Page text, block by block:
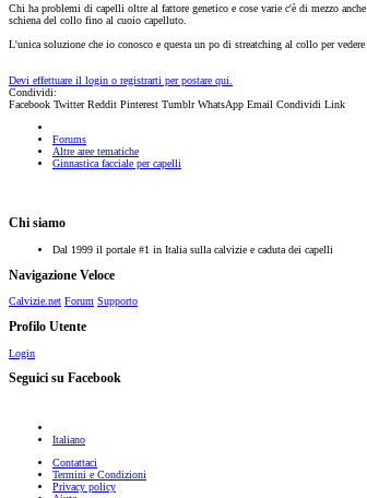
Chi ha problemi di capelli oltre al fattore genetico e cose varie c'è di mezzo
schiena del collo fino al cuoio capelluto.
L'unica soluzione che io conosco e questa un po di streatching al collo per
Devi effettuare il login o registrarti per postare qui.
Condividi:
Facebook Twitter Reddit Pinterest Tumblr WhatsApp Email Condividi Link
Forums
Altre aree tematiche
Ginnastica facciale per capelli
Chi siamo
Dal 1999 il portale #1 in Italia sulla calvizie e caduta dei capelli
Navigazione Veloce
Calvizie.net Forum Supporto
Profilo Utente
Login
Seguici su Facebook
Italiano
Contattaci
Termini e Condizioni
Privacy policy